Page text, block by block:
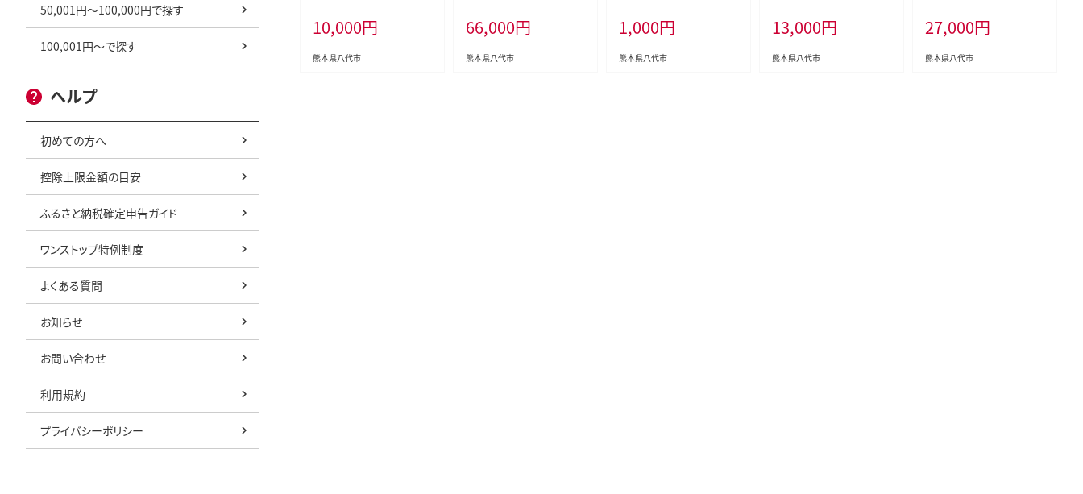
50,001円～100,000円で探す
100,001円～で探す
ヘルプ
初めての方へ
控除上限金額の目安
ふるさと納税確定申告ガイド
ワンストップ特例制度
よくある質問
お知らせ
お問い合わせ
利用規約
プライバシーポリシー
10,000円
熊本県八代市
上赤身 中トロ ロース ユッケ
食べ比べ
66,000円
熊本県八代市
1,000円
熊本県八代市
惣菜 小分け ボリューム 鶏肉
お肉 国産 簡単 調理 おつま
み セット 詰合せ 冷凍
13,000円
熊本県八代市
き用 1kg （500g×2パック）
和牛 牛肉 お肉 黒毛和牛 鍋
冷凍 おかず 熊本県 八代市
27,000円
熊本県八代市